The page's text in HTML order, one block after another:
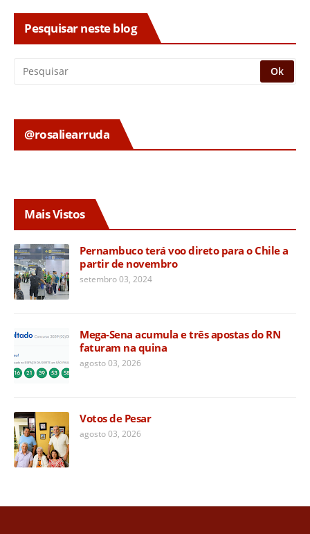
Pesquisar neste blog
@rosaliearruda
Mais Vistos
Pernambuco terá voo direto para o Chile a
partir de novembro
setembro 03, 2024
Mega-Sena acumula e três apostas do RN
faturam na quina
agosto 03, 2026
Votos de Pesar
agosto 03, 2026